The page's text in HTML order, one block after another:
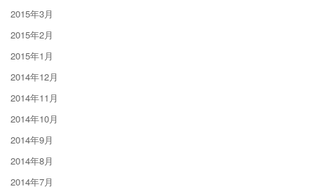
2015年3月
2015年2月
2015年1月
2014年12月
2014年11月
2014年10月
2014年9月
2014年8月
2014年7月